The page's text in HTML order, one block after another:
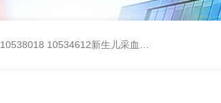
10538018 10534612新生儿采血纸 3119-0050无